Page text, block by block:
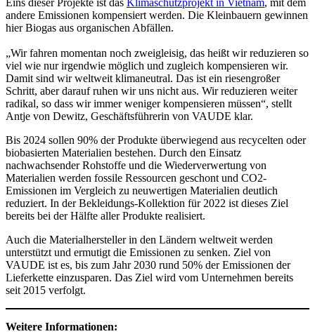
Eins dieser Projekte ist das Klimaschutzprojekt in Vietnam, mit dem
andere Emissionen kompensiert werden. Die Kleinbauern gewinnen
hier Biogas aus organischen Abfällen.
„Wir fahren momentan noch zweigleisig, das heißt wir reduzieren so
viel wie nur irgendwie möglich und zugleich kompensieren wir.
Damit sind wir weltweit klimaneutral. Das ist ein riesengroßer
Schritt, aber darauf ruhen wir uns nicht aus. Wir reduzieren weiter
radikal, so dass wir immer weniger kompensieren müssen“, stellt
Antje von Dewitz, Geschäftsführerin von VAUDE klar.
Bis 2024 sollen 90% der Produkte überwiegend aus recycelten oder
biobasierten Materialien bestehen. Durch den Einsatz
nachwachsender Rohstoffe und die Wiederverwertung von
Materialien werden fossile Ressourcen geschont und CO2-
Emissionen im Vergleich zu neuwertigen Materialien deutlich
reduziert. In der Bekleidungs-Kollektion für 2022 ist dieses Ziel
bereits bei der Hälfte aller Produkte realisiert.
Auch die Materialhersteller in den Ländern weltweit werden
unterstützt und ermutigt die Emissionen zu senken. Ziel von
VAUDE ist es, bis zum Jahr 2030 rund 50% der Emissionen der
Lieferkette einzusparen. Das Ziel wird vom Unternehmen bereits
seit 2015 verfolgt.
Weitere Informationen: